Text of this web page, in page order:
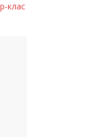
клас